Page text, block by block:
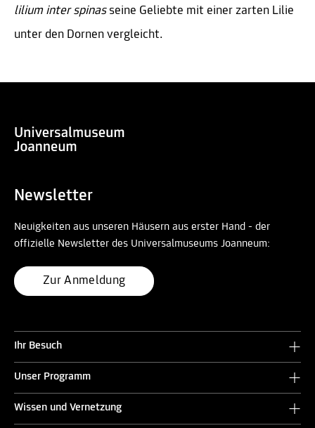
lilium inter spinasseine Geliebte mit einer zarten Lilie
unter den Dornen vergleicht.
Newsletter
Neuigkeiten aus unseren Häusern aus erster Hand - der
offizielle Newsletter des Universalmuseums Joanneum:
Zur Anmeldung
Ihr Besuch
Unser Programm
Wissen und Vernetzung